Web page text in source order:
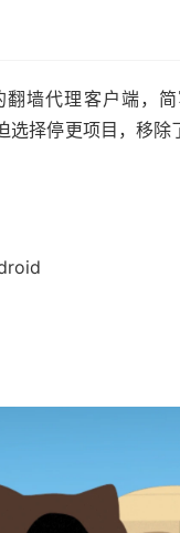
墙代理客户端，
择停更项目，移